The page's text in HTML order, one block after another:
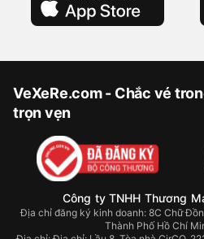
VeXeRe.com - Chắc vé
trọn vẹn
Công ty TNHH Thương
Địa chỉ đăng ký kinh doanh: 8C Chữ
Thành Phố Hồ Chí